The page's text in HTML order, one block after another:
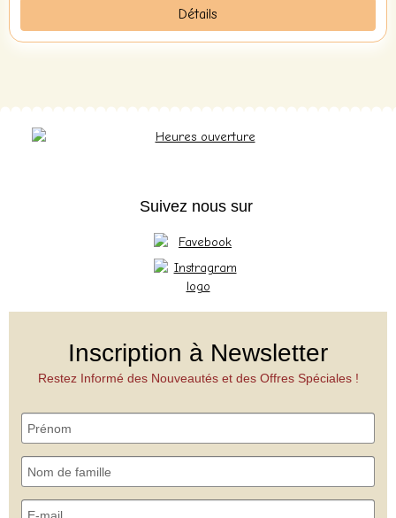
Détails
Suivez nous sur
Inscription à Newsletter
Restez Informé des Nouveautés et des Offres Spéciales !